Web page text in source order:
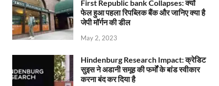
First Republic bank Collapses: क्यों
फेल हुआ पहला रिपब्लिक बैंक और जानिए क्या है
जेपी मॉर्गन की डील
May 2, 2023
Hindenburg Research Impact: क्रेडिट
सुइस ने अडानी समूह की फर्मों के बांड स्वीकार
करना बंद कर दिया है